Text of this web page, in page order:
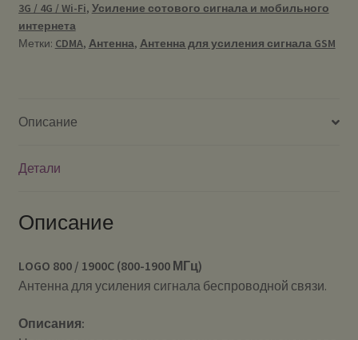
3G / 4G / Wi-Fi, Усиление сотового сигнала и мобильного
интернета
Метки: CDMA, Антенна, Антенна для усиления сигнала GSM
Описание
Детали
Описание
LOGO 800 / 1900C (800-1900 МГц)
Антенна для усиления сигнала беспроводной связи.
Описания: